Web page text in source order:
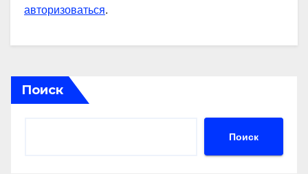
авторизоваться.
Поиск
Поиск